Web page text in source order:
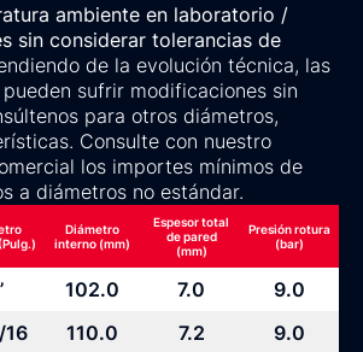
ambiente en laboratorio /
sin considerar tolerancias de
de la evolución técnica, las
sufrir modificaciones sin
para otros diámetros,
Consulte con nuestro
los importes mínimos de
a diámetros no estándar.
Diámetro
interno (mm)
Espesor total
de pared
(mm)
Presión rotura
(bar)
102.0 7.0
9.0
16 110.0 7.2
9.0